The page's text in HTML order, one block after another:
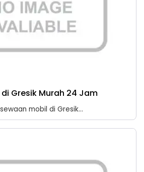
Gresik Murah 24 Jam
mobil di Gresik...